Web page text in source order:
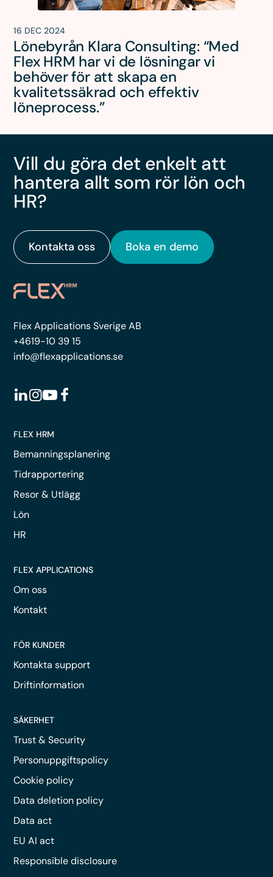
16 DEC 2024
Lönebyrån Klara Consulting: “Med
Flex HRM har vi de lösningar vi
behöver för att skapa en
kvalitetssäkrad och effektiv
löneprocess.”
Vill du göra det enkelt att
hantera allt som rör lön och
HR?
Kontakta oss Boka en demo
Flex Applications Sverige AB
+4619-10 39 15
info@flexapplications.se
FLEX HRM
Bemanningsplanering
Tidrapportering
Resor & Utlägg
Lön
HR
FLEX APPLICATIONS
Om oss
Kontakt
FÖR KUNDER
Kontakta support
Driftinformation
SÄKERHET
Trust & Security
Personuppgiftspolicy
Cookie policy
Data deletion policy
Data act
EU AI act
Responsible disclosure